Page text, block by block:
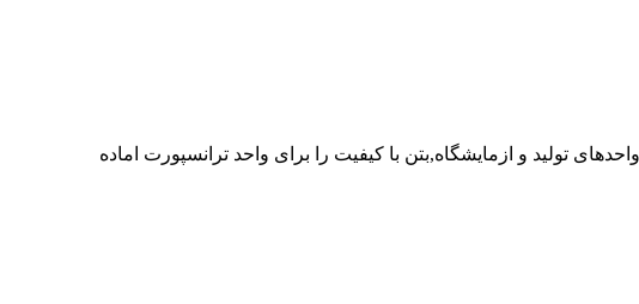
2500 تن در کنار پرسنل متخصص و پر تلاش واحدهای تولید و ازمایشگاه,بتن با کیفیت را برای واحد ترانسپورت اماده